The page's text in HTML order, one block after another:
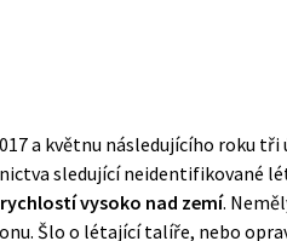
a květnu následujícího roku tři
sledující neidentifikované
vysoko nad zemí.
Šlo o létající talíře, nebo